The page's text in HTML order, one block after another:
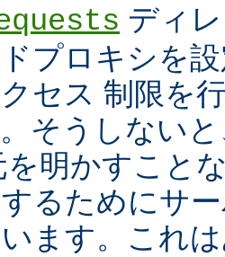
ディ
プロキシを
セス 制限を
そうしない
を明かすこと
るためにサ
ます。これ